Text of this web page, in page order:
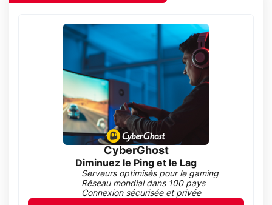
CyberGhost
Diminuez le Ping et le Lag
Serveurs optimisés pour le gaming
Réseau mondial dans 100 pays
Connexion sécurisée et privée